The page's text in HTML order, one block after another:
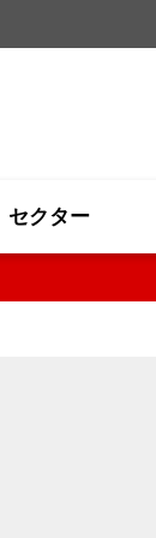
セクター